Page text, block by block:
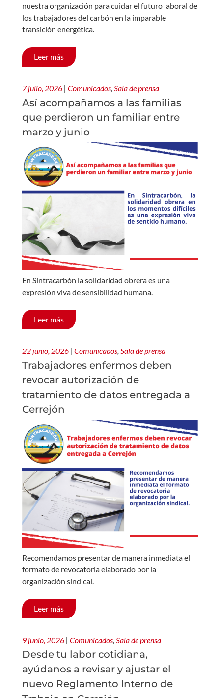
nuestra organización para cuidar el futuro laboral de
los trabajadores del carbón en la imparable
transición energética.
Leer más
7 julio, 2026 | Comunicados Sala de prensa
Así acompañamos a las familias
que perdieron un familiar entre
marzo y junio
En Sintracarbón la solidaridad obrera es una
expresión viva de sensibilidad humana.
Leer más
22 junio, 2026 | Comunicados, Sala de prensa
Trabajadores enfermos deben
revocar autorización de
tratamiento de datos entregada a
Cerrejón
Recomendamos presentar de manera inmediata el
formato de revocatoria elaborado por la
organización sindical.
Leer más
9 junio, 2026 | Comunicados, Sala de prensa
Desde tu labor cotidiana,
ayúdanos a revisar y ajustar el
nuevo Reglamento Interno de